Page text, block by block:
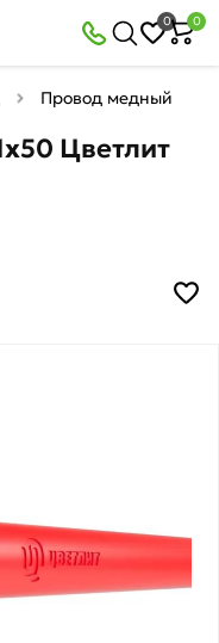
0 0
Провод медный
Цветлит